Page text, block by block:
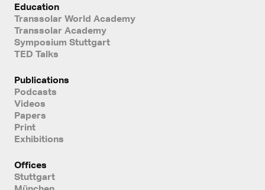
Education
Transsolar World Academy
Transsolar Academy
Symposium Stuttgart
TED Talks
Publications
Podcasts
Videos
Papers
Print
Exhibitions
Offices
Stuttgart